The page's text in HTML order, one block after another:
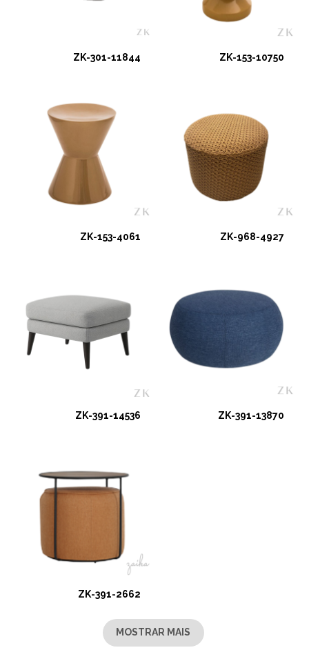
ZK-301-11844 ZK-153-10750
ZK-153-4061 ZK-968-4927
ZK-391-14536 ZK-391-13870
ZK-391-2662
MOSTRAR MAIS